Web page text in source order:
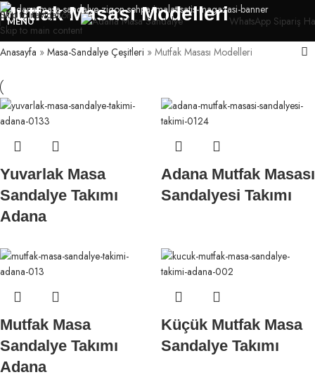
Skip to navigation
Skip to main content
MENU WhatsApp Sipariş
Mutfak Masası Modelleri
Anasayfa » Masa-Sandalye Çeşitleri » Mutfak Masası Modelleri
Yuvarlak Masa
Sandalye Takımı
Adana
Adana Mutfak Masası
Sandalyesi Takımı
Mutfak Masa
Sandalye Takımı
Adana
Küçük Mutfak Masa
Sandalye Takımı